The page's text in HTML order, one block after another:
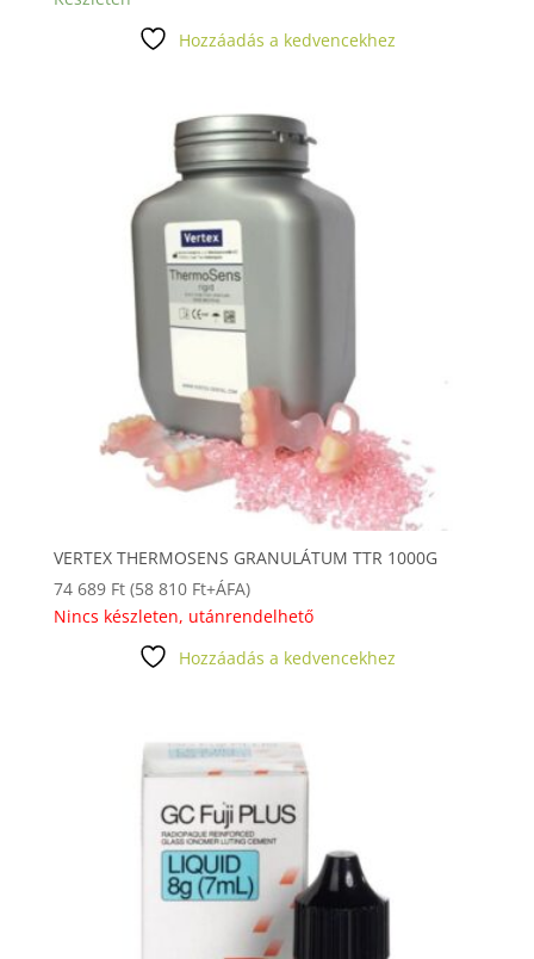
Hozzáadás a kedvencekhez
VERTEX THERMOSENS GRANULÁTUM TTR 1000G
74 689 Ft (58 810 Ft+ÁFA)
Nincs készleten, utánrendelhető
Hozzáadás a kedvencekhez